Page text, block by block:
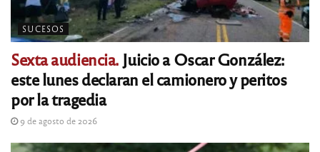
SUCESOS
Sexta audiencia.Juicio a Oscar González:
este lunes declaran el camionero y peritos
por la tragedia
9 de agosto de 2026